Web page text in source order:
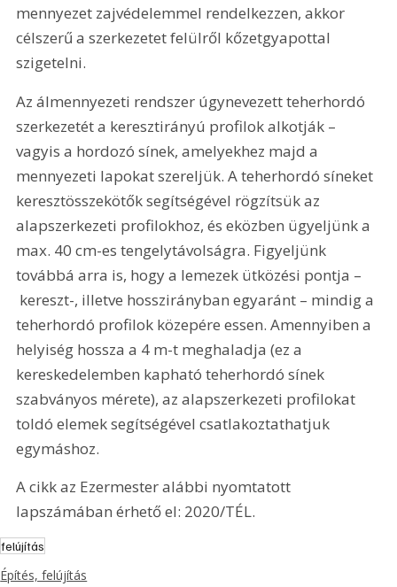
mennyezet zajvédelemmel rendelkezzen, akkor
célszerű a szerkezetet felülről kőzetgyapottal
szigetelni.
Az álmennyezeti rendszer úgynevezett teherhordó
szerkezetét a keresztirányú profilok alkotják –
vagyis a hordozó sínek, amelyekhez majd a
mennyezeti lapokat szereljük. A teherhordó síneket
keresztösszekötők segítségével rögzítsük az
alapszerkezeti profilokhoz, és eközben ügyeljünk a
max. 40 cm-es tengelytávolságra. Figyeljünk
továbbá arra is, hogy a lemezek ütközési pontja –
kereszt-, illetve hosszirányban egyaránt – mindig a
teherhordó profilok közepére essen. Amennyiben a
helyiség hossza a 4 m-t meghaladja (ez a
kereskedelemben kapható teherhordó sínek
szabványos mérete), az alapszerkezeti profilokat
toldó elemek segítségével csatlakoztathatjuk
egymáshoz.
A cikk az Ezermester alábbi nyomtatott
lapszámában érhető el: 2020/TÉL.
felújítás
Építés, felújítás